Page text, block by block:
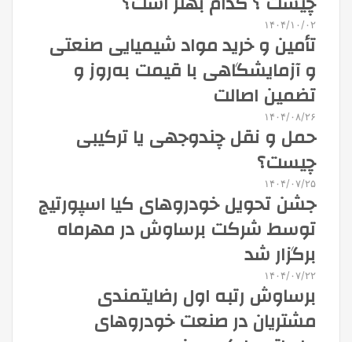
۱۴۰۴/۱۰/۰۲
تأمین و خرید مواد شیمیایی صنعتی
و آزمایشگاهی با قیمت به‌روز و
تضمین اصالت
۱۴۰۴/۰۸/۲۶
حمل و نقل چندوجهی یا ترکیبی
چیست؟
۱۴۰۴/۰۷/۲۵
جشن تحویل خودروهای کیا اسپورتیج
توسط شرکت برساوش در مهرماه
برگزار شد
۱۴۰۴/۰۷/۲۲
برساوش رتبه اول رضایتمندی
مشتریان در صنعت خودروهای